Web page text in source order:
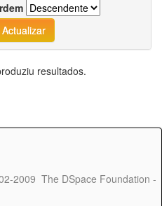
resultados.
2009 The DSpace Foundation -